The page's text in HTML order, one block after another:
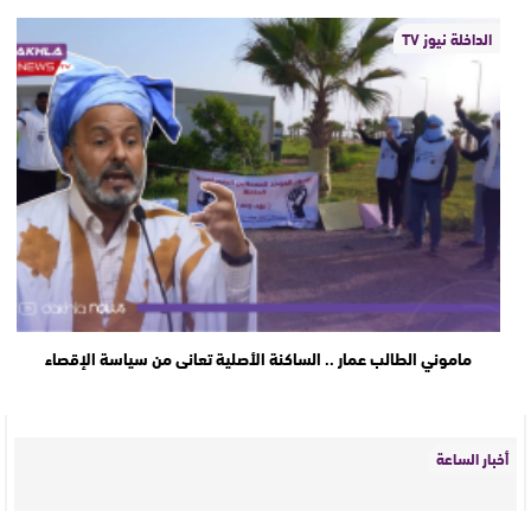
الداخلة نيوز TV
ماموني الطالب عمار .. الساكنة الأصلية تعانى من سياسة الإقصاء
أخبار الساعة